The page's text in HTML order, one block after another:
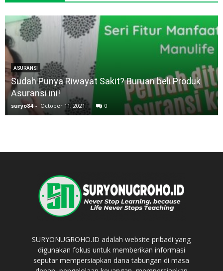
ASURANSI
Sudah Punya Riwayat Sakit? Buruan beli Produk
Asuransi ini!
suryo84 - October 11, 2021 0
SURYONUGROHO.ID adalah website pribadi yang
digunakan fokus untuk memberikan informasi
seputar mempersiapkan dana tabungan di masa